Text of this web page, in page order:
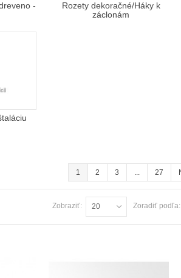
-
Rozety dekoračné/Háky k
záclonám
1 2 3 ... 27
Zoradiť podľa:
Zobraziť: 20